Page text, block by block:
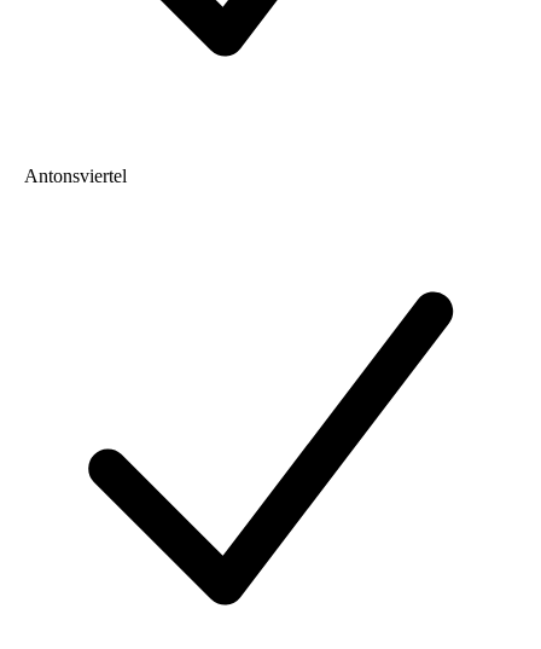
Antonsviertel